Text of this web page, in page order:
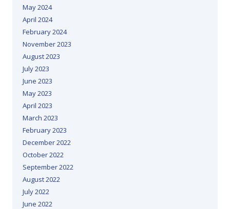
May 2024
April 2024
February 2024
November 2023
August 2023
July 2023
June 2023
May 2023
April 2023
March 2023
February 2023
December 2022
October 2022
September 2022
August 2022
July 2022
June 2022